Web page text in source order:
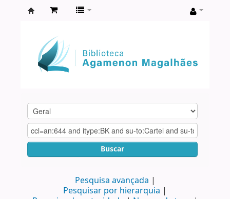
Agamenon
Magalhães
Buscar
Pesquisa avançada
Pesquisar por hierarquia